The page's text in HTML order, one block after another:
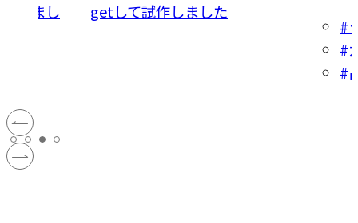
れまし
getして試作しました
#
#
#